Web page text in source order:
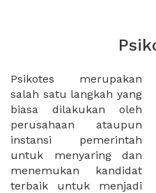
Psikotes merupakan
salah satu langkah yang
biasa dilakukan oleh
perusahaan ataupun
instansi pemerintah
untuk menyaring dan
menemukan kandidat
terbaik untuk menjadi
faktor tersebut dapat
menurunkan mental
dan konsentrasi para
kandidat. untuk
menemukan karyawan
terbaik, anda perlu
merencanakanyang
terbaik pula untuk